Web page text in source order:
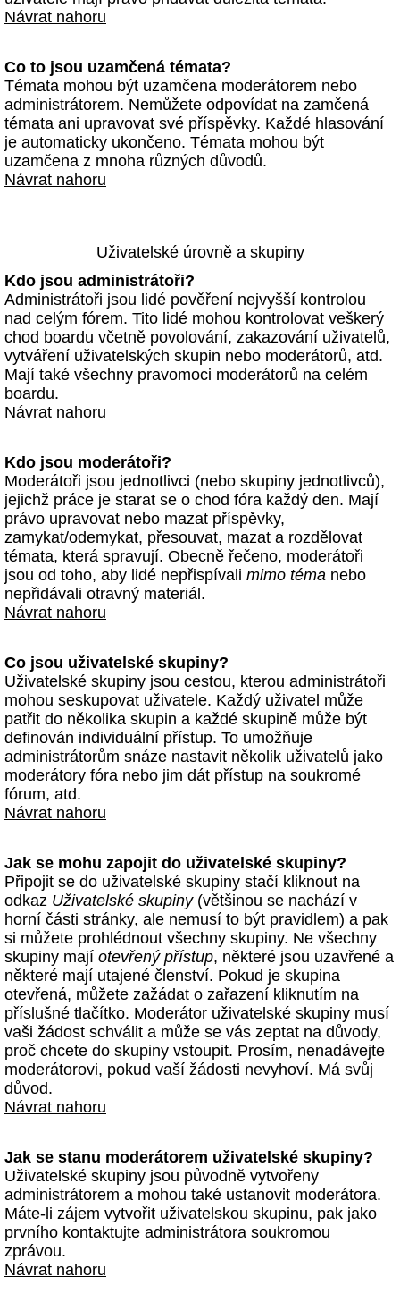
Návrat nahoru
Co to jsou uzamčená témata?
Témata mohou být uzamčena moderátorem nebo
administrátorem. Nemůžete odpovídat na zamčená
témata ani upravovat své příspěvky. Každé hlasování
je automaticky ukončeno. Témata mohou být
uzamčena z mnoha různých důvodů.
Návrat nahoru
Uživatelské úrovně a skupiny
Kdo jsou administrátoři?
Administrátoři jsou lidé pověření nejvyšší kontrolou
nad celým fórem. Tito lidé mohou kontrolovat veškerý
chod boardu včetně povolování, zakazování uživatelů,
vytváření uživatelských skupin nebo moderátorů, atd.
Mají také všechny pravomoci moderátorů na celém
boardu.
Návrat nahoru
Kdo jsou moderátoři?
Moderátoři jsou jednotlivci (nebo skupiny jednotlivců),
jejichž práce je starat se o chod fóra každý den. Mají
právo upravovat nebo mazat příspěvky,
zamykat/odemykat, přesouvat, mazat a rozdělovat
témata, která spravují. Obecně řečeno, moderátoři
jsou od toho, aby lidé nepřispívali mimo téma nebo
nepřidávali otravný materiál.
Návrat nahoru
Co jsou uživatelské skupiny?
Uživatelské skupiny jsou cestou, kterou administrátoři
mohou seskupovat uživatele. Každý uživatel může
patřit do několika skupin a každé skupině může být
definován individuální přístup. To umožňuje
administrátorům snáze nastavit několik uživatelů jako
moderátory fóra nebo jim dát přístup na soukromé
fórum, atd.
Návrat nahoru
Jak se mohu zapojit do uživatelské skupiny?
Připojit se do uživatelské skupiny stačí kliknout na
odkaz Uživatelské skupiny(většinou se nachází v
horní části stránky, ale nemusí to být pravidlem) a pak
si můžete prohlédnout všechny skupiny. Ne všechny
skupiny mají otevřený přístup, některé jsou uzavřené a
některé mají utajené členství. Pokud je skupina
otevřená, můžete zažádat o zařazení kliknutím na
příslušné tlačítko. Moderátor uživatelské skupiny musí
vaši žádost schválit a může se vás zeptat na důvody,
proč chcete do skupiny vstoupit. Prosím, nenadávejte
moderátorovi, pokud vaší žádosti nevyhoví. Má svůj
důvod.
Návrat nahoru
Jak se stanu moderátorem uživatelské skupiny?
Uživatelské skupiny jsou původně vytvořeny
administrátorem a mohou také ustanovit moderátora.
Máte-li zájem vytvořit uživatelskou skupinu, pak jako
prvního kontaktujte administrátora soukromou
zprávou.
Návrat nahoru